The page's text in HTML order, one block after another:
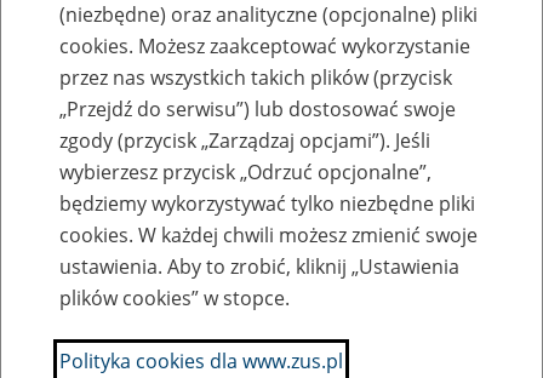
Rejestry, ewidencje i archiwa
Baza zlikwidowanych lub
przekształconych zakładów pracy
Nazwa zakładu pracy:
SZUKAJ
(niezbędne) oraz analityczne (opcjonalne) pliki
cookies. Możesz zaakceptować wykorzystanie
przez nas wszystkich takich plików (przycisk
„Przejdź do serwisu”) lub dostosować swoje
zgody (przycisk „Zarządzaj opcjami”). Jeśli
wybierzesz przycisk „Odrzuć opcjonalne”,
będziemy wykorzystywać tylko niezbędne pliki
cookies. W każdej chwili możesz zmienić swoje
ustawienia. Aby to zrobić, kliknij „Ustawienia
plików cookies” w stopce.
Polityka cookies dla www.zus.pl